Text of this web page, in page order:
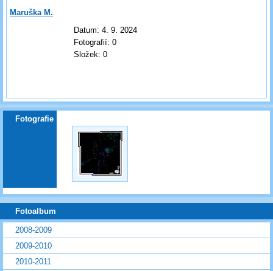
Maruška M.
Datum: 4. 9. 2024
Fotografií: 0
Složek: 0
Fotografie
Fotoalbum
2008-2009
2009-2010
2010-2011